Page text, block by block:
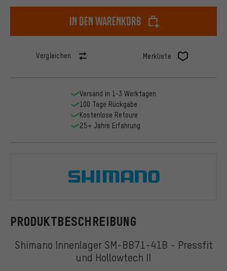
In den Warenkorb
Vergleichen Merkliste
PRODUKTBESCHREIBUNG
Shimano Innenlager SM-BB71-41B - Pressfit
und Hollowtech II
Versand in 1-3 Werktagen
100 Tage Rückgabe
Kostenlose Retoure
25+ Jahre Erfahrung
Shimano